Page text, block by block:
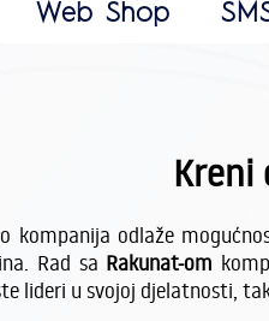
Web Shop
Kreni
kompanija odlaže
Rad sa Rakunat-om
lideri u svojoj djelatnosti,